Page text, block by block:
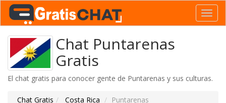
Chat Puntarenas
Gratis
El chat gratis para conocer gente de Puntarenas y sus culturas.
Chat Gratis Costa Rica Puntarenas